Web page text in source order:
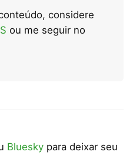
considere
ou me seguir no
Bluesky para deixar seu